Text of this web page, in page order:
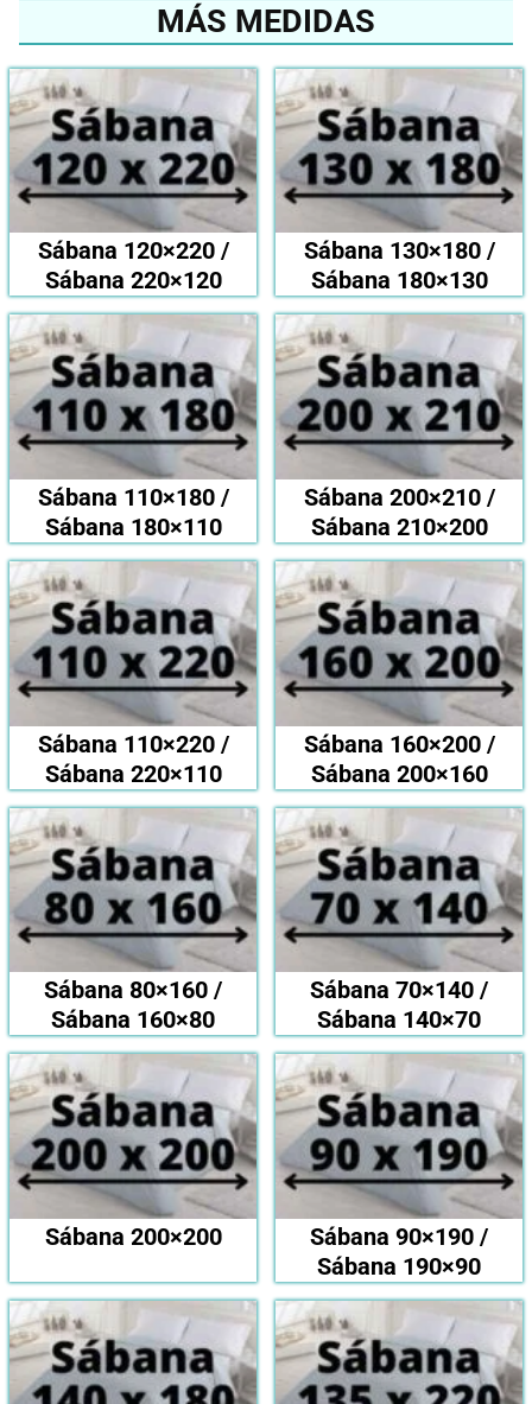
MÁS MEDIDAS
Sábana 120×220 /
Sábana 220×120
Sábana 130×180 /
Sábana 180×130
Sábana 110×180 /
Sábana 180×110
Sábana 200×210 /
Sábana 210×200
Sábana 110×220 /
Sábana 220×110
Sábana 160×200 /
Sábana 200×160
Sábana 80×160 /
Sábana 160×80
Sábana 70×140 /
Sábana 140×70
Sábana 200×200
Sábana 90×190 /
Sábana 190×90